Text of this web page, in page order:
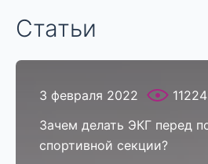
Статьи
3 февраля 2022
11224
Зачем делать ЭКГ перед
спортивной секции?